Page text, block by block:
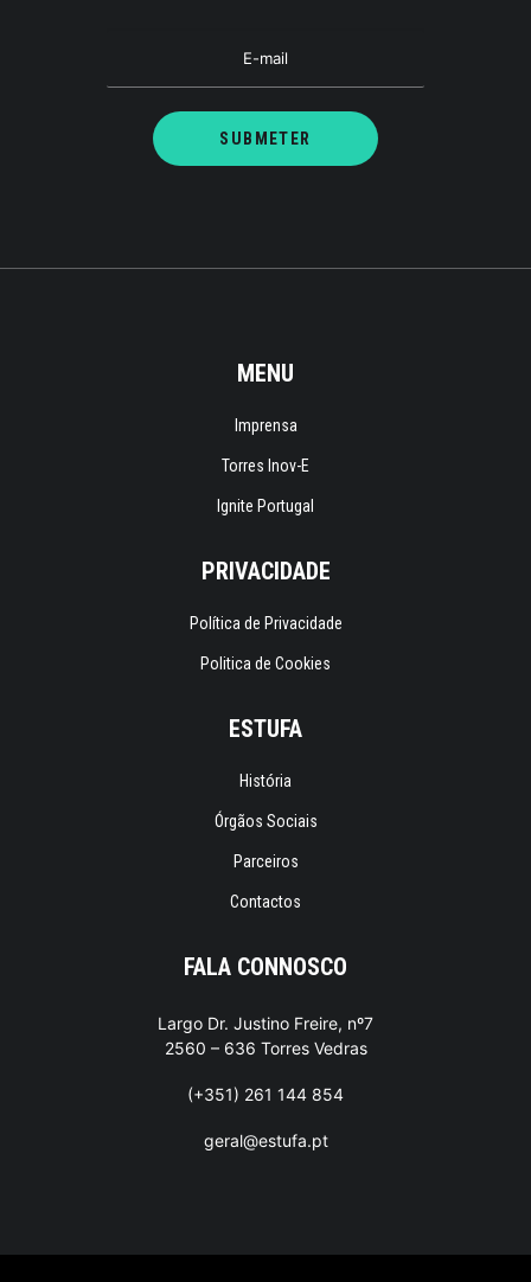
MENU
Imprensa
Torres Inov-E
Ignite Portugal
PRIVACIDADE
Política de Privacidade
Politica de Cookies
ESTUFA
História
Órgãos Sociais
Parceiros
Contactos
FALA CONNOSCO
Largo Dr. Justino Freire, nº7
2560 – 636 Torres Vedras
(+351) 261 144 854
geral@estufa.pt